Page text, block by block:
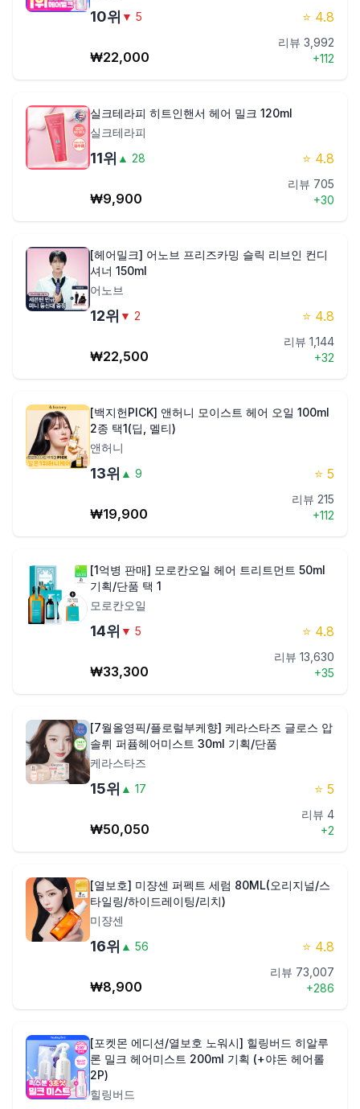
10위 ▼ 5 ⭐ 4.8
₩22,000
리뷰 3,992
+112
실크테라피 히트인핸서 헤어 밀크 120ml
실크테라피
11위 ▲ 28 ⭐ 4.8
₩9,900
리뷰 705
+30
[헤어밀크] 어노브 프리즈카밍 슬릭 리브인 컨디
셔너 150ml
어노브
12위 ▼ 2 ⭐ 4.8
₩22,500
리뷰 1,144
+32
[백지헌PICK] 앤허니 모이스트 헤어 오일 100ml
2종 택1(딥, 멜티)
앤허니
13위 ▲ 9 ⭐ 5
₩19,900
리뷰 215
+112
[1억병 판매] 모로칸오일 헤어 트리트먼트 50ml
기획/단품 택 1
모로칸오일
14위 ▼ 5 ⭐ 4.8
₩33,300
리뷰 13,630
+35
[7월올영픽/플로럴부케향] 케라스타즈 글로스 압
솔뤼 퍼퓸헤어미스트 30ml 기획/단품
케라스타즈
15위 ▲ 17 ⭐ 5
₩50,050
리뷰 4
+2
[열보호] 미쟝센 퍼펙트 세럼 80ML(오리지널/스
타일링/하이드레이팅/리치)
미쟝센
16위 ▲ 56 ⭐ 4.8
₩8,900
리뷰 73,007
+286
[포켓몬 에디션/열보호 노워시] 힐링버드 히알루
론 밀크 헤어미스트 200ml 기획 (+야돈 헤어롤
2P)
힐링버드